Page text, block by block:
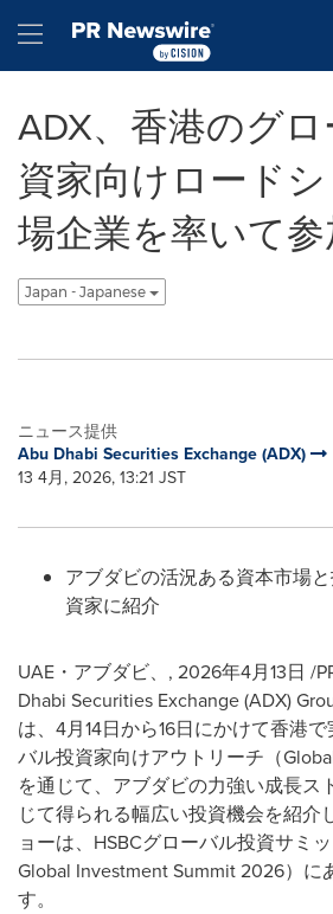
Hamburger menu
ADX、香港のグ
資家向けロード
場企業を率いて参
Japan - Japanese
ニュース提供
Abu Dhabi Securities Exchange (ADX)
13 4月, 2026, 13:21 JST
アブダビの活況ある資本市場
資家に紹介
UAE・アブダビ、 , 2026年4月13日 /
Dhabi Securities Exchange (ADX)
は、4月14日から16日にかけて香港
バル投資家向けアウトリーチ（
を通じて、アブダビの力強い成長ス
じて得られる幅広い投資機会を紹介
ョーは、HSBCグローバル投資サミ
Global Investment Summit 2026）に
す。